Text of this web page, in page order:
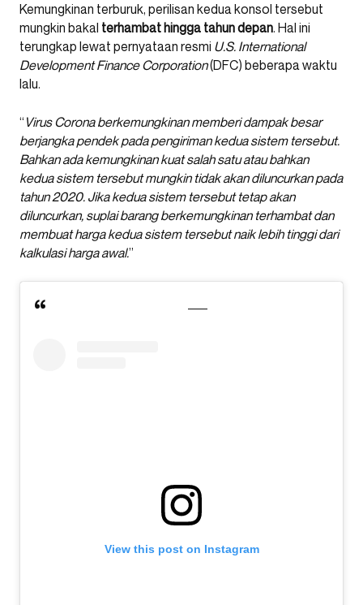
Kemungkinan terburuk, perilisan kedua konsol tersebut
mungkin bakal terhambat hingga tahun depan. Hal ini
terungkap lewat pernyataan resmi U.S. International
Development Finance Corporation(DFC) beberapa waktu
lalu.
“ Virus Corona berkemungkinan memberi dampak besar
berjangka pendek pada pengiriman kedua sistem tersebut.
Bahkan ada kemungkinan kuat salah satu atau bahkan
kedua sistem tersebut mungkin tidak akan diluncurkan pada
tahun 2020. Jika kedua sistem tersebut tetap akan
diluncurkan, suplai barang berkemungkinan terhambat dan
membuat harga kedua sistem tersebut naik lebih tinggi dari
kalkulasi harga awal.”
View this post on Instagram